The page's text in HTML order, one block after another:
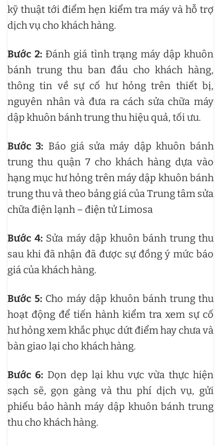
kỹ thuật tới điểm hẹn kiểm tra máy và hỗ trợ
dịch vụ cho khách hàng.
Bước 2: Đánh giá tình trạng máy dập khuôn
bánh trung thu ban đầu cho khách hàng,
thông tin về sự cố hư hỏng trên thiết bị,
nguyên nhân và đưa ra cách sửa chữa máy
dập khuôn bánh trung thu hiệu quả, tối ưu.
Bước 3: Báo giá sửa máy dập khuôn bánh
trung thu quận 7 cho khách hàng dựa vào
hạng mục hư hỏng trên máy dập khuôn bánh
trung thu và theo bảng giá của Trung tâm sửa
chữa điện lạnh – điện tử Limosa
Bước 4: Sửa máy dập khuôn bánh trung thu
sau khi đã nhận đã được sự đồng ý mức báo
giá của khách hàng.
Bước 5: Cho máy dập khuôn bánh trung thu
hoạt động để tiến hành kiểm tra xem sự cố
hư hỏng xem khắc phục dứt điểm hay chưa và
bàn giao lại cho khách hàng.
Bước 6: Dọn dẹp lại khu vực vừa thực hiện
sạch sẽ, gọn gàng và thu phí dịch vụ, gửi
phiếu bảo hành máy dập khuôn bánh trung
thu cho khách hàng.